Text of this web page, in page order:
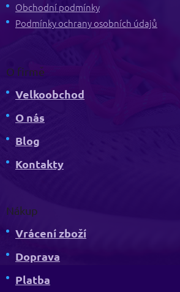
Obchodní podmínky
Podmínky ochrany osobních údajů
O firmě
Velkoobchod
O nás
Blog
Kontakty
Nákup
Vrácení zboží
Doprava
Platba